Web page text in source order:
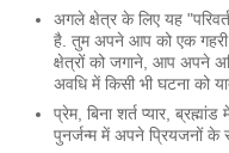
अगले क्षेत्र के लिए यह
है. तुम अपने आप को एक
क्षेत्रों को जगाने, आप अपने
अवधि में किसी भी घटना को
प्रेम, बिना शर्त प्यार,
पुनर्जन्म में अपने प्रियजनों के